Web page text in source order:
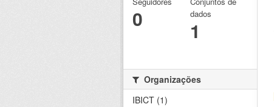
0
dados
1
Organizações
IBICT (1)